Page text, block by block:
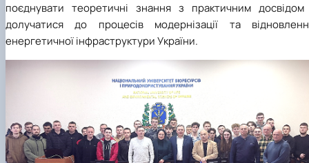
поєднувати теоретичні знання з практичним досвідом
долучатися до процесів модернізації та
енергетичної інфраструктури України.